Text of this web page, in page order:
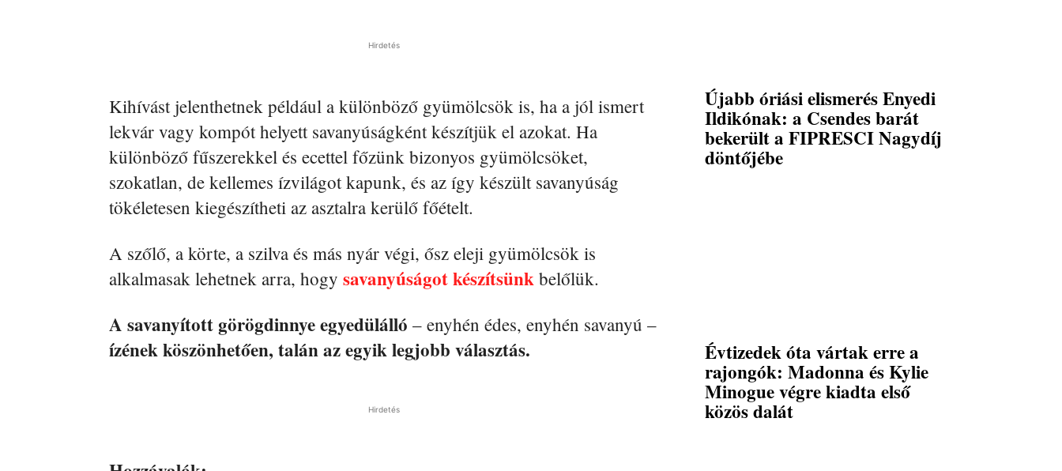
Hirdetés
Kihívást jelenthetnek például a különböző gyümölcsök is, ha a jól ismert
lekvár vagy kompót helyett savanyúságként készítjük el azokat. Ha
különböző fűszerekkel és ecettel főzünk bizonyos gyümölcsöket,
szokatlan, de kellemes ízvilágot kapunk, és az így készült savanyúság
tökéletesen kiegészítheti az asztalra kerülő főételt.
A szőlő, a körte, a szilva és más nyár végi, ősz eleji gyümölcsök is
alkalmasak lehetnek arra, hogy savanyúságot készítsünk belőlük.
A savanyított görögdinnye egyedülálló – enyhén édes, enyhén savanyú –
ízének köszönhetően, talán az egyik legjobb választás.
Hirdetés
Újabb óriási elismerés Enyedi
Ildikónak: a Csendes barát
bekerült a FIPRESCI Nagydíj
döntőjébe
Évtizedek óta vártak erre a
rajongók: Madonna és Kylie
Minogue végre kiadta első
közös dalát